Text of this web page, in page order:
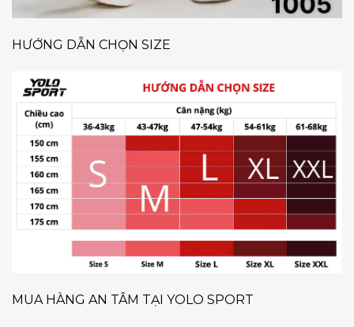
HƯỚNG DẪN CHỌN SIZE
MUA HÀNG AN TÂM TẠI YOLO SPORT